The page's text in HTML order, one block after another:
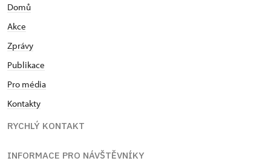
Domů
Akce
Zprávy
Publikace
Pro média
Kontakty
RYCHLÝ KONTAKT
INFORMACE PRO NÁVŠTĚVNÍKY